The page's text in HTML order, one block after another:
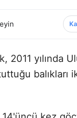
2011 yılında
balıkları